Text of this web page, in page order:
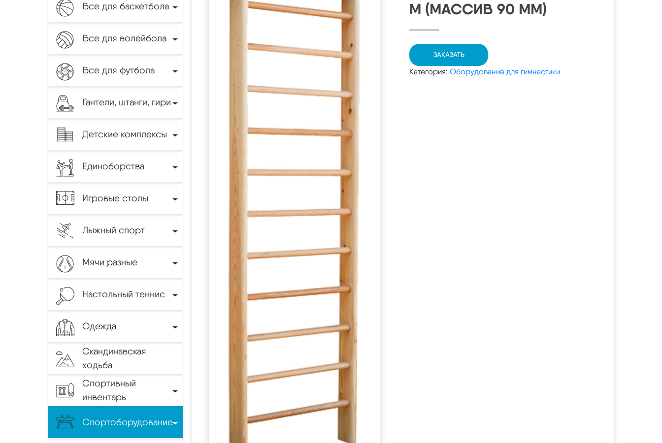
Все для баскетбола
Все для волейбола
Все для футбола
Гантели, штанги, гири
Детские комплексы
Единоборства
Игровые столы
Лыжный спорт
Мячи разные
Настольный теннис
Одежда
Скандинавская
ходьба
Спортивный
инвентарь
Спортоборудование
М (МАССИВ 90 ММ)
ЗАКАЗАТЬ
Категория: Оборудование для гимнастики